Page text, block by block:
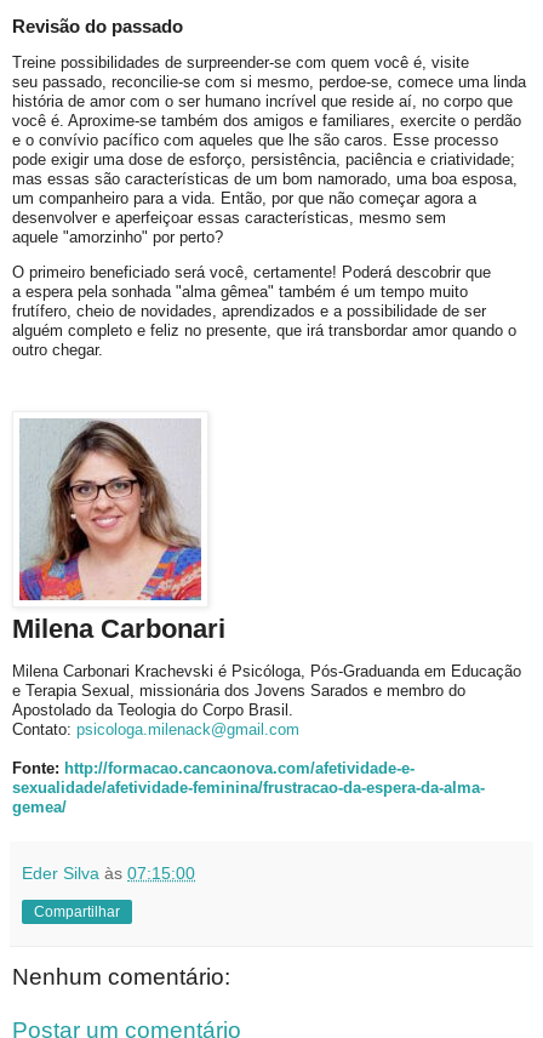
Revisão do passado
Treine possibilidades de surpreender-se com quem você é, visite
seu passado, reconcilie-se com si mesmo, perdoe-se, comece uma linda
história de amor com o ser humano incrível que reside aí, no corpo que
você é. Aproxime-se também dos amigos e familiares, exercite o perdão
e o convívio pacífico com aqueles que lhe são caros. Esse processo
pode exigir uma dose de esforço, persistência, paciência e criatividade;
mas essas são características de um bom namorado, uma boa esposa,
um companheiro para a vida. Então, por que não começar agora a
desenvolver e aperfeiçoar essas características, mesmo sem
aquele "amorzinho" por perto?
O primeiro beneficiado será você, certamente! Poderá descobrir que
a espera pela sonhada "alma gêmea" também é um tempo muito
frutífero, cheio de novidades, aprendizados e a possibilidade de ser
alguém completo e feliz no presente, que irá transbordar amor quando o
outro chegar.
Milena Carbonari
MilenaCarbonari Krachevski é Psicóloga, Pós-Graduanda em Educação
e Terapia Sexual, missionária dos Jovens Sarados e membro do
Apostolado da Teologia do Corpo Brasil.
Contato: psicologa.milenack@gmail.com
Fonte: http://formacao.cancaonova.com/afetividade-e-
sexualidade/afetividade-feminina/frustracao-da-espera-da-alma-
gemea/
Eder Silva às 07:15:00
Compartilhar
Nenhum comentário:
Postar um comentário